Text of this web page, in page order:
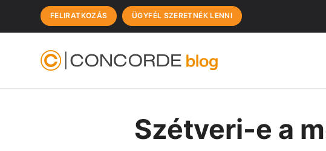
FELIRATKOZÁS ÜGYFÉL SZERETNÉK LENNI
Szétveri-e a